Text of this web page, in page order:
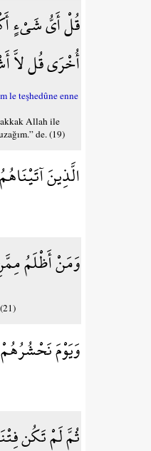
قُلْ أَيُّ شَيْءٍ
أُخْرَى قُل لاَّ
le teşhedûne enne
Allah ile
de. (19)
الَّذِينَ
وَمَنْ أَظْلَمُ
وَيَوْمَ
ثُمَّ لَمْ تَكُن